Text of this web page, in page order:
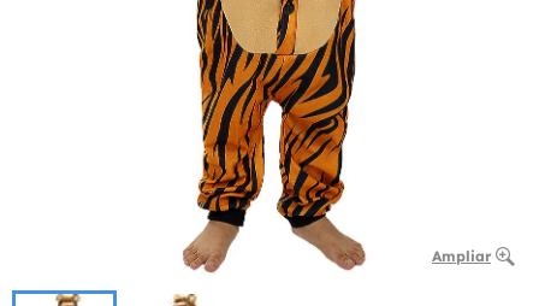
Ampliar